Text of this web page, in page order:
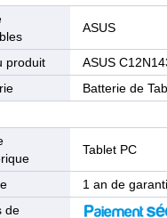
ASUS
produit
ASUS
Batterie de
Tablet PC
1 an de
de